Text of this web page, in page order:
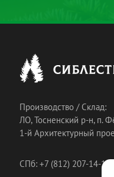
Производство / Склад:
ЛО, Тосненский р-н, п.
1-й Архитектурный
СПб: +7 (812) 207-14-18